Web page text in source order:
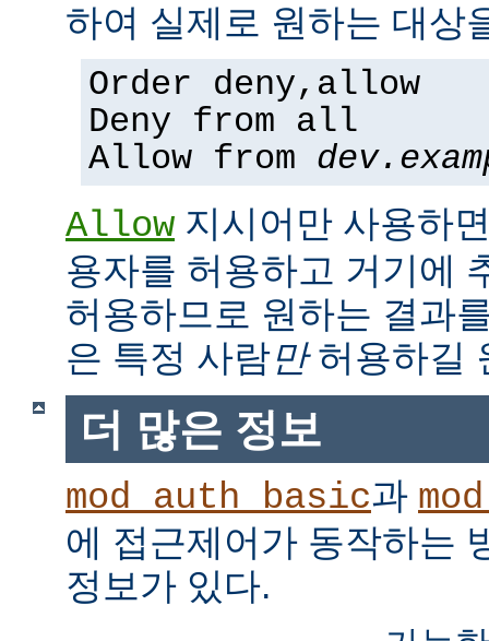
하여 실제로 원하는 대상
Order deny,allow
Deny from all
Allow from
Allow 지시어만 사용하
용자를 허용하고 거기에
허용하므로 원하는 결과
은 특정 사람만허용하길
더 많은 정보
mod_auth_basic과
에 접근제어가 동작하는
정보가 있다.